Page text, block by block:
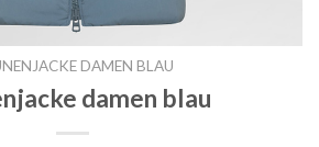
DAMEN BLAU
damen blau